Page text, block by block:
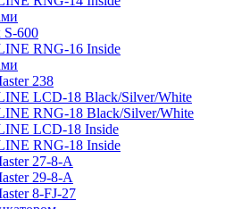
600
RNG-16 Inside
238
LCD-18 Black/Silver/White
RNG-18 Black/Silver/White
LCD-18 Inside
RNG-18 Inside
27-8-A
29-8-A
8-FJ-27